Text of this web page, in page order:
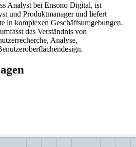
Analyst bei Ensono Digital, ist
und Produktmanager und liefert
in komplexen Geschäftsumgebungen.
das Verständnis von
Analyse,